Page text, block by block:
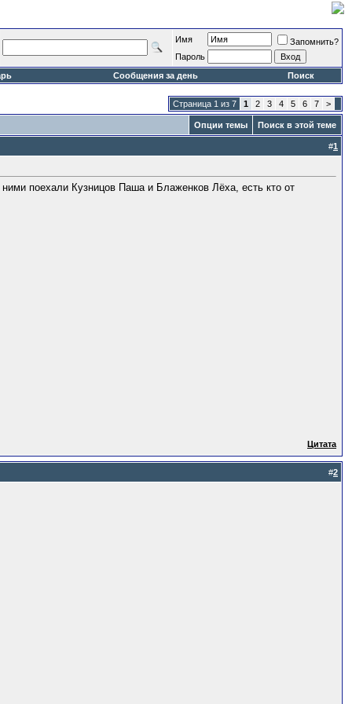
Имя
Запомнить?
Пароль
Сообщения за день Поиск
Страница 1 из 7 1 2 3 4 5 6 7 >
Опции темы Поиск в этой теме
#1
поехали Кузницов Паша и Блаженков Лёха, есть кто от
Цитата
#2